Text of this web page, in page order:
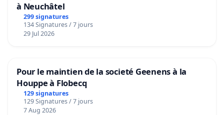
à Neuchâtel
299 signatures
134 Signatures / 7 jours
29 Jul 2026
Pour le maintien de la societé Geenens à la
Houppe à Flobecq
129 signatures
129 Signatures / 7 jours
7 Aug 2026